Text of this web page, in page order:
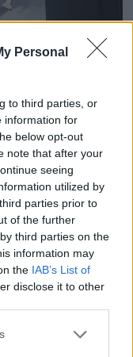
Personal
to third parties, or
information for
below opt-out
note that after your
seeing
utilized by
parties prior to
of the further
third parties on the
information may
the IAB’s List of
disclose it to other
PLUS